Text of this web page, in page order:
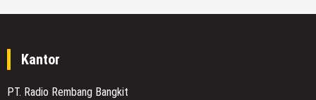
Kantor
PT. Radio Rembang Bangkit